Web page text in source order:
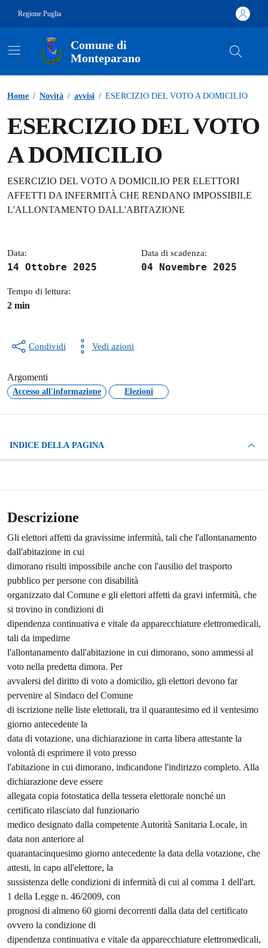
Regione Puglia
Comune di
Monteparano
Home / Novità / avvisi / ESERCIZIO DEL VOTO A DOMICILIO
ESERCIZIO DEL VOTO
A DOMICILIO
Dettagli della notizia
ESERCIZIO DEL VOTO A DOMICILIO PER ELETTORI
AFFETTI DA INFERMITÀ CHE RENDANO IMPOSSIBILE
L'ALLONTAMENTO DALL'ABITAZIONE
Data:
14 Ottobre 2025
Data di scadenza:
04 Novembre 2025
Tempo di lettura:
2 min
Condividi Vedi azioni
Argomenti
Accesso all'informazione Elezioni
INDICE DELLA PAGINA
Descrizione
Gli elettori affetti da gravissime infermità, tali che l'allontanamento
dall'abitazione in cui
dimorano risulti impossibile anche con l'ausilio del trasporto
pubblico per persone con disabilità
organizzato dal Comune e gli elettori affetti da gravi infermità, che
si trovino in condizioni di
dipendenza continuativa e vitale da apparecchiature elettromedicali,
tali da impedirne
l'allontanamento dall'abitazione in cui dimorano, sono ammessi al
voto nella predetta dimora. Per
avvalersi del diritto di voto a domicilio, gli elettori devono far
pervenire al Sindaco del Comune
di iscrizione nelle liste elettorali, tra il quarantesimo ed il ventesimo
giorno antecedente la
data di votazione, una dichiarazione in carta libera attestante la
volontà di esprimere il voto presso
l'abitazione in cui dimorano, indicandone l'indirizzo completo. Alla
dichiarazione deve essere
allegata copia fotostatica della tessera elettorale nonché un
certificato rilasciato dal funzionario
medico designato dalla competente Autorità Sanitaria Locale, in
data non anteriore al
quarantacinquesimo giorno antecedente la data della votazione, che
attesti, in capo all'elettore, la
sussistenza delle condizioni di infermità di cui al comma 1 dell'art.
1 della Legge n. 46/2009, con
prognosi di almeno 60 giorni decorrenti dalla data del certificato
ovvero la condizione di
dipendenza continuativa e vitale da apparecchiature elettromedicali,